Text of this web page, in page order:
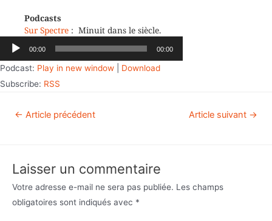
Podcasts
Sur Spectre : Minuit dans le siècle.
Lecteur
00:00 00:00
Podcast: Play in new window
Download
Subscribe: RSS
← Article précédent Article suivant →
Laisser un commentaire
Votre adresse e-mail ne sera pas publiée. Les champs
obligatoires sont indiqués avec *